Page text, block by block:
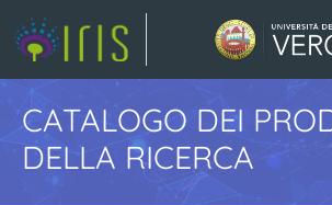
CATALOGO DEI
DELLA RICERCA